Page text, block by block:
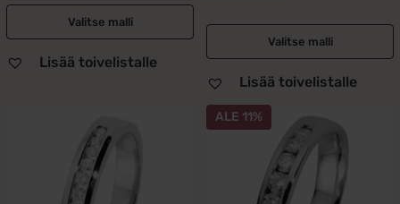
Valitse malli
Lisää toivelistalle
Valitse malli
Lisää toivelistalle
ALE 11%